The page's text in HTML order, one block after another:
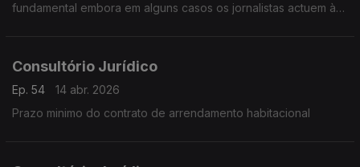
fundamental embora em alguns casos os jornalistas actuem à
Consultório Jurídico
Ep. 54
14 abr. 2026
Prazo minimo do contrato de arrendamento habitacional